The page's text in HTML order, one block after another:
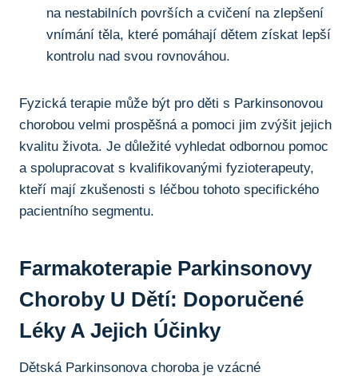
na nestabilních površích a cvičení na zlepšení
vnímání těla, které pomáhají dětem získat lepší‌
kontrolu nad svou⁤ rovnováhou.
Fyzická terapie může být pro děti ⁣s Parkinsonovou
chorobou‍ velmi prospěšná a pomoci jim zvýšit⁤ jejich
kvalitu života. Je důležité vyhledat‌ odbornou pomoc
a spolupracovat s kvalifikovanými fyzioterapeuty,
kteří​ mají zkušenosti s léčbou‍ tohoto ‍specifického
pacientního⁢ segmentu.
Farmakoterapie Parkinsonovy
Choroby​ U Dětí: Doporučené
Léky A Jejich ⁤účinky
Dětská‌ Parkinsonova choroba⁤ je vzácné